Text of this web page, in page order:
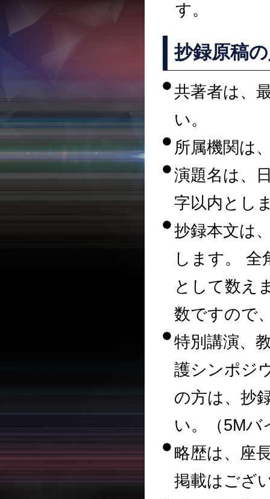
す。
抄録原稿
共著者は、
い。
所属機関は
演題名は、
字以内とし
抄録本文は
します。 全
として数え
数ですので
特別講演、
護シンポジ
の方は、抄
い。（5Mバ
略歴は、座
掲載はござ